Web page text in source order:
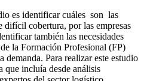
es identificar cuáles son las
difícil cobertura, por las empresas
también las necesidades
la Formación Profesional (FP)
demanda. Para realizar este estudio
que incluía desde análisis